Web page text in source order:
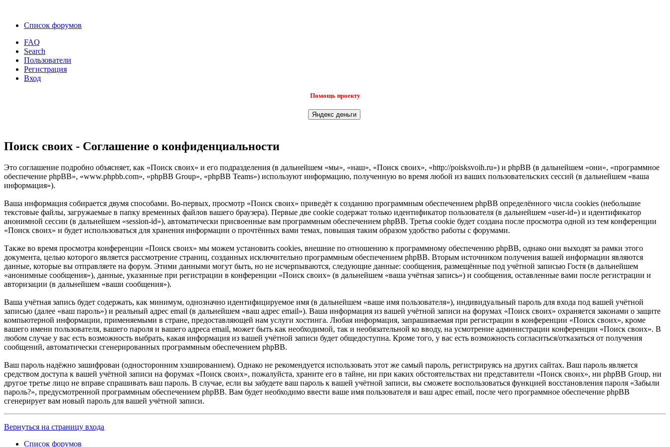
Список форумов
FAQ
Search
Пользователи
Регистрация
Вход
Помощь проекту
Поиск своих - Соглашение о конфиденциальности
Это соглашение подробно объясняет, как «Поиск своих» и его подразделения (в дальнейшем «мы», «наш», «Поиск своих», «http://poisksvoih.ru») и phpBB (в дальнейшем «они», «программное
обеспечение phpBB», «www.phpbb.com», «phpBB Group», «phpBB Teams») используют информацию, полученную во время любой из ваших пользовательских сессий (в дальнейшем «ваша
информация»).
Ваша информация собирается двумя способами. Во-первых, просмотр «Поиск своих» приведёт к созданию программным обеспечением phpBB определённого числа cookies (небольшие
текстовые файлы, загружаемые в папку временных файлов вашего браузера). Первые две cookie содержат только идентификатор пользователя (в дальнейшем «user-id») и идентификатор
анонимной сессии (в дальнейшем «session-id»), автоматически присвоенные вам программным обеспечением phpBB. Третья cookie будет создана после просмотра одной из тем конференции
«Поиск своих» и будет использоваться для хранения информации о прочтённых вами темах, повышая таким образом удобство работы с форумами.
Также во время просмотра конференции «Поиск своих» мы можем установить cookies, внешние по отношению к программному обеспечению phpBB, однако они выходят за рамки этого
документа, целью которого является рассмотрение страниц, созданных исключительно программным обеспечением phpBB. Вторым источником получения вашей информации являются
данные, которые вы отправляете на форум. Этими данными могут быть, но не исчерпываются, следующие данные: сообщения, размещённые под учётной записью Гостя (в дальнейшем
«анонимные сообщения»), данные, указанные при регистрации в конференции «Поиск своих» (в дальнейшем «ваша учётная запись») и сообщения, оставленные вами после регистрации и
авторизации (в дальнейшем «ваши сообщения»).
Ваша учётная запись будет содержать, как минимум, однозначно идентифицируемое имя (в дальнейшем «ваше имя пользователя»), индивидуальный пароль для входа под вашей учётной
записью (далее «ваш пароль») и реальный адрес email (в дальнейшем «ваш адрес email»). Ваша информация из вашей учётной записи на форумах «Поиск своих» охраняется законами о защите
компьютерной информации, применяемыми в стране, предоставляющей нам услуги хостинга. Любая информация, запрашиваемая при регистрации в конференции «Поиск своих», кроме
вашего имени пользователя, вашего пароля и вашего адреса email, может быть как необходимой, так и необязательной ко вводу, на усмотрение администрации конференции «Поиск своих». В
любом случае у вас есть возможность выбрать, какая информация из вашей учётной записи будет общедоступна. Кроме того, у вас есть возможность согласиться/отказаться от получения
сообщений, автоматически сгенерированных программным обеспечением phpBB.
Ваш пароль надёжно зашифрован (односторонним хэшированием). Однако не рекомендуется использовать этот же самый пароль, регистрируясь на других сайтах. Ваш пароль является
средством доступа к вашей учётной записи на форумах «Поиск своих», пожалуйста, храните его в тайне, ни при каких обстоятельствах ни представители «Поиск своих», ни phpBB Group, ни
другое третье лицо не вправе спрашивать ваш пароль. В случае, если вы забудете ваш пароль к вашей учётной записи, вы сможете воспользоваться функцией восстановления пароля «Забыли
пароль?», предусмотренной программным обеспечением phpBB. Вам будет необходимо ввести ваше имя пользователя и ваш адрес email, после чего программное обеспечение phpBB
сгенерирует вам новый пароль для вашей учётной записи.
Вернуться на страницу входа
Список форумов